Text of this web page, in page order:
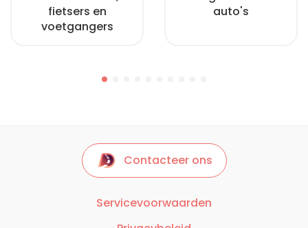
fietsers en
voetgangers
auto's
Contacteer ons
Servicevoorwaarden